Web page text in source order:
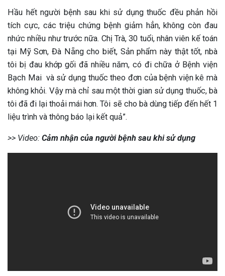
Hầu hết người bệnh sau khi sử dụng thuốc đều phản hồi
tích cực, các triệu chứng bệnh giảm hẳn, không còn đau
nhức nhiều như trước nữa. Chị Trà, 30 tuổi, nhân viên kế toán
tại Mỹ Sơn, Đà Nẵng cho biết, Sản phẩm này thật tốt, nbà
tôi bị đau khớp gối đã nhiều năm, có đi chữa ở Bệnh viện
Bạch Mai và sử dụng thuốc theo đơn của bệnh viện kê mà
không khỏi. Vậy mà chỉ sau một thời gian sử dụng thuốc, bà
tôi đã đi lại thoải mái hơn. Tôi sẽ cho bà dùng tiếp đến hết 1
liệu trình và thông báo lại kết quả”.
>> Video: Cảm nhận của người bệnh sau khi sử dụng